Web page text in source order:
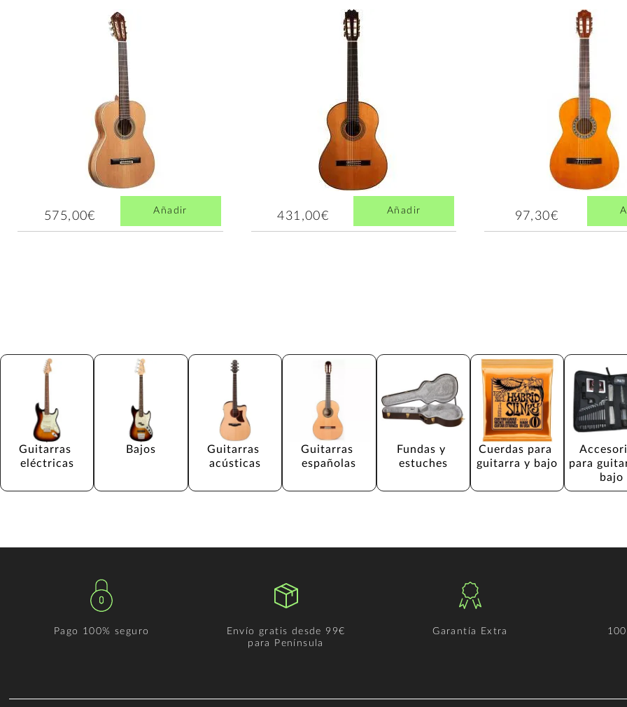
575,00€ Añadir 431,00€ Añadir 97,30€
Guitarras
eléctricas
Bajos
Guitarras
acústicas
Guitarras
españolas
Fundas y
estuches
Cuerdas para
guitarra y bajo
para
bajo
Pago 100% seguro
Envío gratis desde 99€
para Península
Garantía Extra